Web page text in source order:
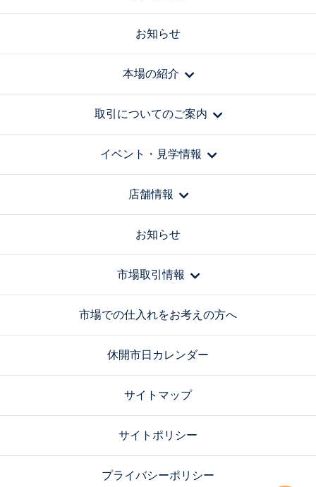
お知らせ
本場の紹介
取引についてのご案内
イベント・見学情報
店舗情報
お知らせ
市場取引情報
市場での仕入れをお考えの方へ
休開市日カレンダー
サイトマップ
サイトポリシー
プライバシーポリシー